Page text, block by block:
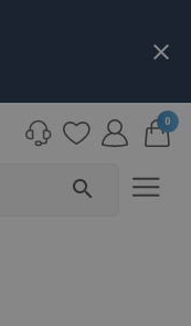
close
search
0